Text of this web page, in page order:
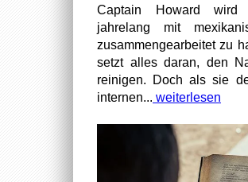
Captain Howard wird
jahrelang mit
zusammengearbeitet zu
setzt alles daran, den
reinigen. Doch als sie
internen... weiterlesen